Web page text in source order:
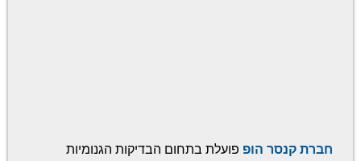
חברת קנסר הופ פועלת בתחום הבדיקות הגנומיות